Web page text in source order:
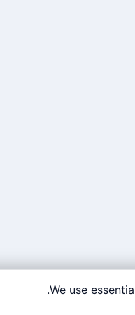
CA 94107 · East
We use
.